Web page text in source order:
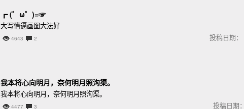
┏ (゜ω゜)=☞
大写懵逼画图大法好
4643 2 投稿日期：
我本将心向明月，奈何明月照沟渠。
我本将心向明月，奈何明月照沟渠。
4477 3 投稿日期：